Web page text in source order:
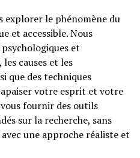
explorer le phénomène du
et accessible. Nous
et
causes et les
que des techniques
votre esprit et votre
fournir des outils
sur la recherche, sans
une approche réaliste et